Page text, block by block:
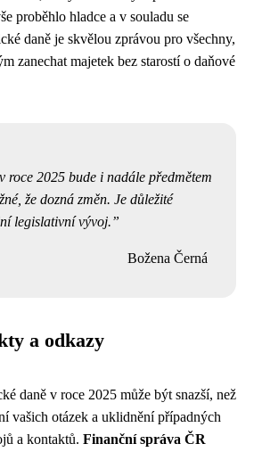
proběhlo hladce a v souladu se
daně je skvělou zprávou pro všechny,
zanechat majetek bez starostí o daňové
roce 2025 bude i nadále předmětem
že dozná změn. Je důležité
legislativní vývoj.
Božena Černá
a odkazy
daně v roce 2025 může být snazší, než
vašich otázek a uklidnění případných
a kontaktů. Finanční správa ČR